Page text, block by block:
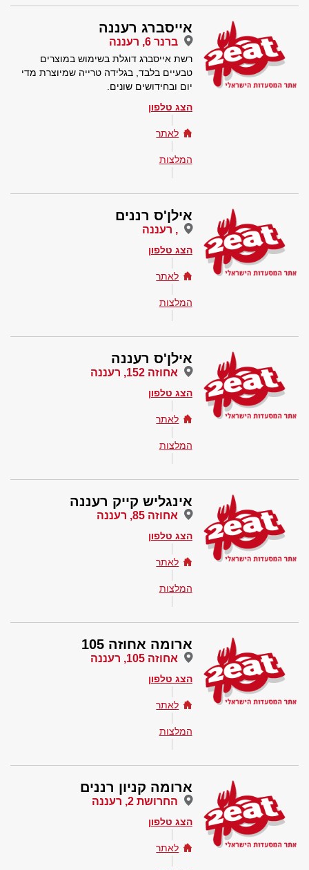
אייסברג רעננה
ברנר 6, רעננה
רשת אייסברג דוגלת בשימוש במוצרים
טבעיים בלבד, בגלידה טרייה שמיוצרת מדי
יום ובחידושים שונים.
הצג טלפון
לאתר
המלצות
אילן'ס רננים
, רעננה
הצג טלפון
לאתר
המלצות
אילן'ס רעננה
אחוזה 152, רעננה
הצג טלפון
לאתר
המלצות
אינגליש קייק רעננה
אחוזה 85, רעננה
הצג טלפון
לאתר
המלצות
ארומה אחוזה 105
אחוזה 105, רעננה
הצג טלפון
לאתר
המלצות
ארומה קניון רננים
החרושת 2, רעננה
הצג טלפון
לאתר